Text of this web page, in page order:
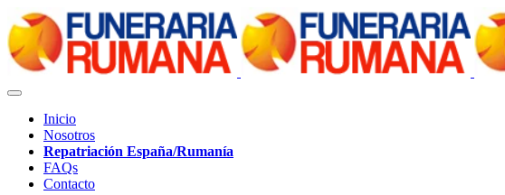
Inicio
Nosotros
Repatriación España/Rumanía
FAQs
Contacto